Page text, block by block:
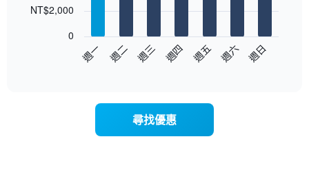
均
週一 週二 週三 週四 週五 週六 週日
0
NT$2,000
尋找優惠